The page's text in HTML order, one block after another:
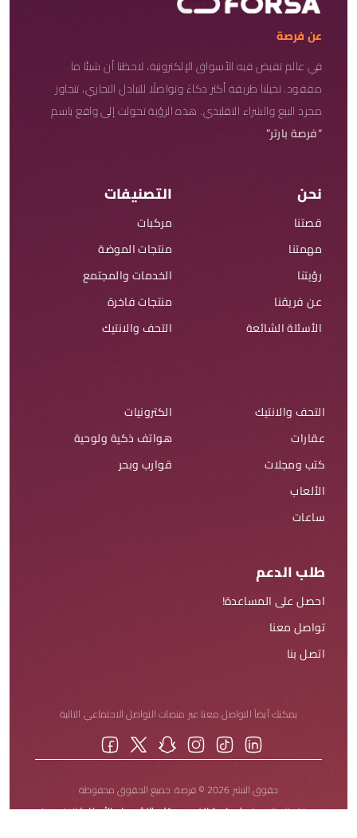
عن فرصة
في عالم تفيض فيه الأسواق الإلكترونية، لاحظنا أن شيئًا ما
مفقود. تخيلنا طريقة أكثر ذكاءً وتواصلًا للتبادل التجاري، تتجاوز
مجرد البيع والشراء التقليدي. هذه الرؤية تحولت إلى واقع باسم
“فرصة بارتر”
نحن
قصتنا
مهمتنا
رؤيتنا
عن فريقنا
الأسئلة الشائعة
التصنيفات
مركبات
منتجات الموضة
الخدمات والمجتمع
منتجات فاخرة
التحف والانتيك
التحف والانتيك
عقارات
كتب ومجلات
الألعاب
ساعات
الكترونيات
هواتف ذكية ولوحية
قوارب وبحر
طلب الدعم
احصل على المساعدة!
تواصل معنا
اتصل بنا
يمكنك أيضاً التواصل معنا عبر منصات التواصل الاجتماعي التالية
حقوق النشر 2026 © فرصة. جميع الحقوق محفوظة
يمكنك الاطلاع على(سياسة الخصوصية)و(الشروط والأحكام)الخاصة بنا.